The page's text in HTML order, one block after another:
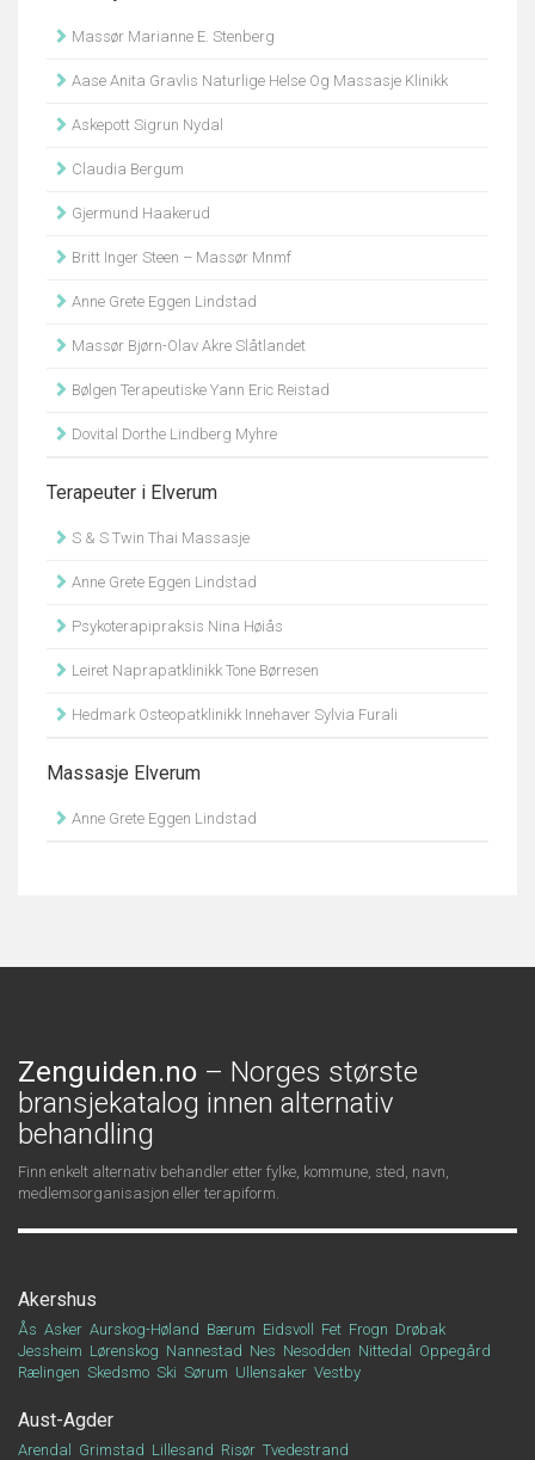
Massør Marianne E. Stenberg
Aase Anita Gravlis Naturlige Helse Og Massasje Klinikk
Askepott Sigrun Nydal
Claudia Bergum
Gjermund Haakerud
Britt Inger Steen – Massør Mnmf
Anne Grete Eggen Lindstad
Massør Bjørn-Olav Akre Slåtlandet
Bølgen Terapeutiske Yann Eric Reistad
Dovital Dorthe Lindberg Myhre
Terapeuter i Elverum
S & S Twin Thai Massasje
Anne Grete Eggen Lindstad
Psykoterapipraksis Nina Høiås
Leiret Naprapatklinikk Tone Børresen
Hedmark Osteopatklinikk Innehaver Sylvia Furali
Massasje Elverum
Anne Grete Eggen Lindstad
Zenguiden.no – Norges største
bransjekatalog innen alternativ
behandling
Finn enkelt alternativ behandler etter fylke, kommune, sted, navn,
medlemsorganisasjon eller terapiform.
Akershus
Ås Asker Aurskog-Høland Bærum Eidsvoll Fet Frogn Drøbak
Jessheim Lørenskog Nannestad Nes Nesodden Nittedal
Oppegård
Rælingen Skedsmo Ski Sørum Ullensaker Vestby
Aust-Agder
Arendal Grimstad Lillesand Risør Tvedestrand